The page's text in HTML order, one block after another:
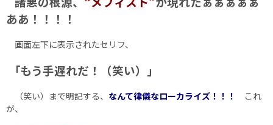
ああ！！！！
画面左下に表示されたセリフ、
｢もう手遅れだ！（笑い）｣
（笑い）まで明記する、 なんて律儀なローカライズ！！！
これ
が、